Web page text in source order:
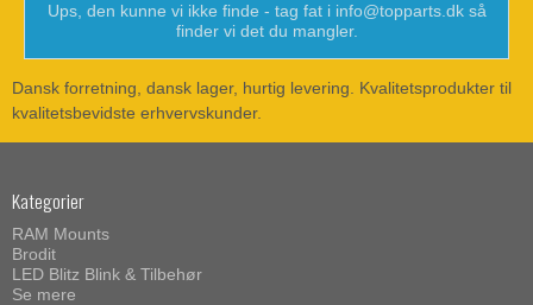
Ups, den kunne vi ikke finde - tag fat i info@topparts.dk så
finder vi det du mangler.
Dansk forretning, dansk lager, hurtig levering. Kvalitetsprodukter til
kvalitetsbevidste erhvervskunder.
Kategorier
RAM Mounts
Brodit
LED Blitz Blink & Tilbehør
Se mere